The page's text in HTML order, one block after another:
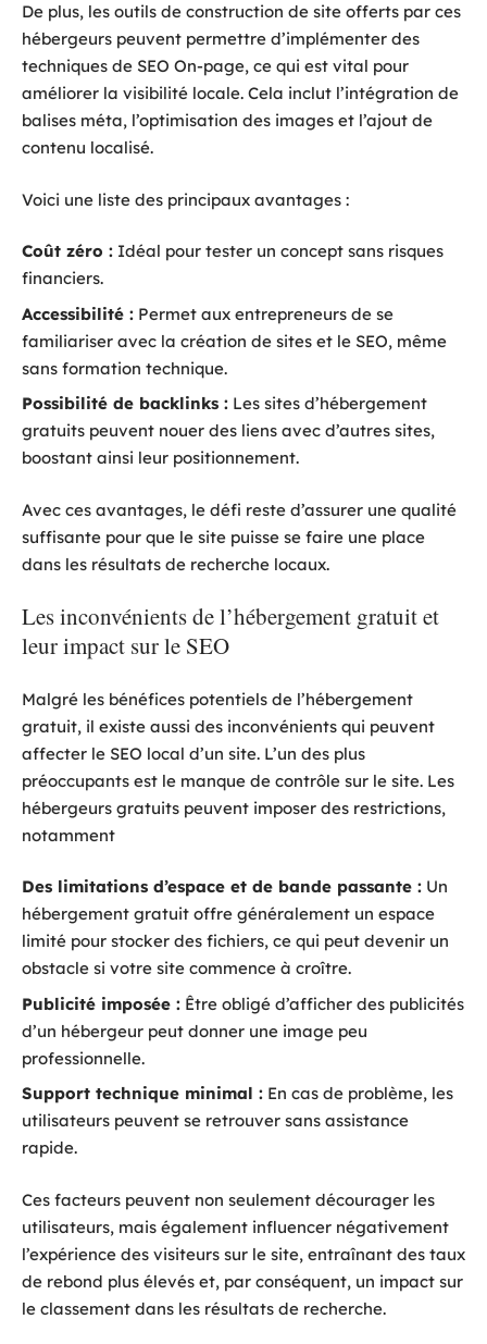
De plus, les outils de construction de site offerts par ces
hébergeurs peuvent permettre d’implémenter des
techniques de SEO On-page, ce qui est vital pour
améliorer la visibilité locale. Cela inclut l’intégration de
balises méta, l’optimisation des images et l’ajout de
contenu localisé.
Voici une liste des principaux avantages :
Coût zéro : Idéal pour tester un concept sans risques
financiers.
Accessibilité : Permet aux entrepreneurs de se
familiariser avec la création de sites et le SEO, même
sans formation technique.
Possibilité de backlinks : Les sites d’hébergement
gratuits peuvent nouer des liens avec d’autres sites,
boostant ainsi leur positionnement.
Avec ces avantages, le défi reste d’assurer une qualité
suffisante pour que le site puisse se faire une place
dans les résultats de recherche locaux.
Les inconvénients de l’hébergement gratuit et
leur impact sur le SEO
Malgré les bénéfices potentiels de l’hébergement
gratuit, il existe aussi des inconvénients qui peuvent
affecter le SEO local d’un site. L’un des plus
préoccupants est le manque de contrôle sur le site. Les
hébergeurs gratuits peuvent imposer des restrictions,
notamment
Des limitations d’espace et de bande passante : Un
hébergement gratuit offre généralement un espace
limité pour stocker des fichiers, ce qui peut devenir un
obstacle si votre site commence à croître.
Publicité imposée : Être obligé d’afficher des publicités
d’un hébergeur peut donner une image peu
professionnelle.
Support technique minimal : En cas de problème, les
utilisateurs peuvent se retrouver sans assistance
rapide.
Ces facteurs peuvent non seulement décourager les
utilisateurs, mais également influencer négativement
l’expérience des visiteurs sur le site, entraînant des taux
de rebond plus élevés et, par conséquent, un impact sur
le classement dans les résultats de recherche.